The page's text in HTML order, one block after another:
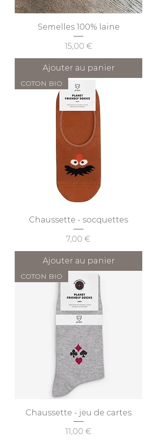
Semelles 100% laine
Prix
15,00 €
Ajouter au panier
COTON BIO
Chaussette - socquettes
Prix
7,00 €
Ajouter au panier
COTON BIO
Chaussette - jeu de cartes
Prix
11,00 €